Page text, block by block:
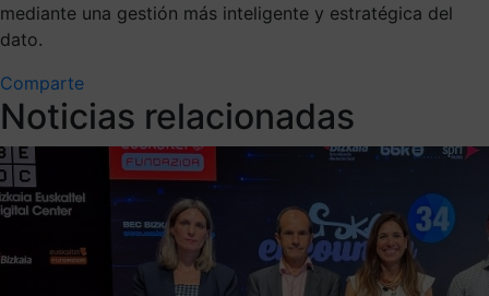
mediante una gestión más inteligente y estratégica del
dato.
Comparte
Noticias relacionadas